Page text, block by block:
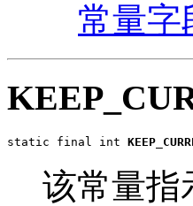
常量字
static final int
该常量指